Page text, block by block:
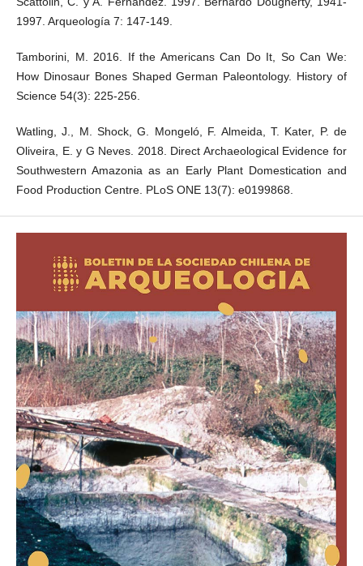
1997. Arqueología 7: 147-149.
Tamborini, M. 2016. If the Americans Can Do It, So Can We:
How Dinosaur Bones Shaped German Paleontology. History of
Science 54(3): 225-256.
Watling, J., M. Shock, G. Mongeló, F. Almeida, T. Kater, P. de
Oliveira, E. y G Neves. 2018. Direct Archaeological Evidence for
Southwestern Amazonia as an Early Plant Domestication and
Food Production Centre. PLoS ONE 13(7): e0199868.